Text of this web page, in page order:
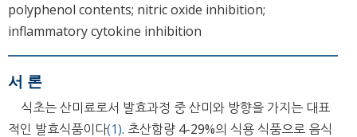
polyphenol contents; nitric oxide inhibition;
inflammatory cytokine inhibition
서 론
식초는 산미료로서 발효과정 중 산미와 방향을 가지는 대표
적인 발효식품이다(1). 초산함량 4-29%의 식용 식품으로 음식